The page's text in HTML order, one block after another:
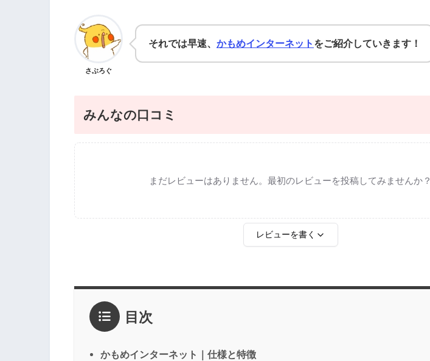
さぶろぐ
それでは早速、 かもめインターネット をご紹介していきます！
みんなの口コミ
まだレビューはありません。最初のレビューを投稿してみませんか？
レビューを書く
2点
1点
感想*
目次
かもめインターネット｜仕様と特徴